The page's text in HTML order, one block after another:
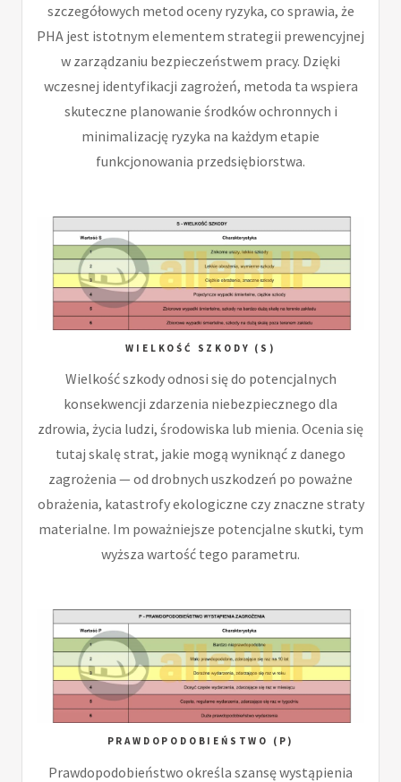
szczegółowych metod oceny ryzyka, co sprawia, że
PHA jest istotnym elementem strategii prewencyjnej
w zarządzaniu bezpieczeństwem pracy. Dzięki
wczesnej identyfikacji zagrożeń, metoda ta wspiera
skuteczne planowanie środków ochronnych i
minimalizację ryzyka na każdym etapie
funkcjonowania przedsiębiorstwa.
WIELKOŚĆ SZKODY (S)
Wielkość szkody odnosi się do potencjalnych
konsekwencji zdarzenia niebezpiecznego dla
zdrowia, życia ludzi, środowiska lub mienia. Ocenia się
tutaj skalę strat, jakie mogą wyniknąć z danego
zagrożenia — od drobnych uszkodzeń po poważne
obrażenia, katastrofy ekologiczne czy znaczne straty
materialne. Im poważniejsze potencjalne skutki, tym
wyższa wartość tego parametru.
PRAWDOPODOBIEŃSTWO (P)
Prawdopodobieństwo określa szansę wystąpienia